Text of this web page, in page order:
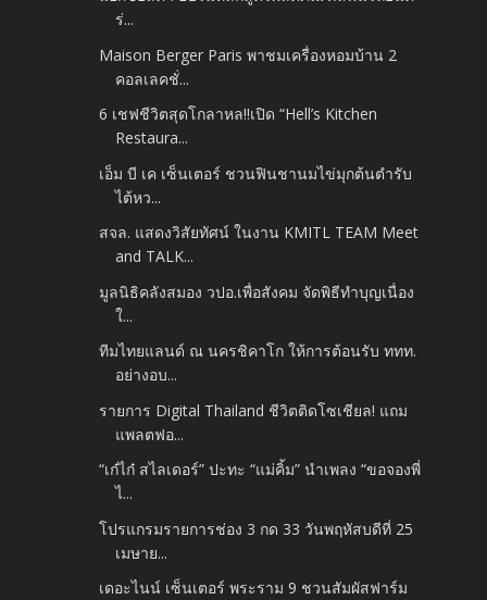
ร่...
Maison Berger Paris พาชมเครื่องหอมบ้าน 2
คอลเลคชั่...
6 เชฟชีวิตสุดโกลาหล!!เปิด “Hell’s Kitchen
Restaura...
เอ็ม บี เค เซ็นเตอร์ ชวนฟินชานมไข่มุกต้นตำรับ
ไต้หว...
สจล. แสดงวิสัยทัศน์ ในงาน KMITL TEAM Meet
and TALK...
มูลนิธิคลังสมอง วปอ.เพื่อสังคม จัดพิธีทำบุญเนื่อง
ใ...
ทีมไทยแลนด์ ณ นครชิคาโก ให้การต้อนรับ ททท.
อย่างอบ...
รายการ Digital Thailand ชีวิตติดโซเชียล! แถม
แพลตฟอ...
“เก๋ไก๋ สไลเดอร์” ปะทะ “แม่คิ้ม” นำเพลง “ขอจองพี่
ไ...
โปรแกรมรายการช่อง 3 กด 33 วันพฤหัสบดีที่ 25
เมษาย...
เดอะไนน์ เซ็นเตอร์ พระราม 9 ชวนสัมผัสฟาร์ม